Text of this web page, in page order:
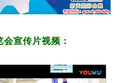
宣传片视频：